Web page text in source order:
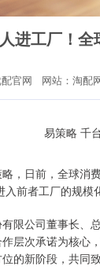
进工厂！
官网 网站：淘配
，日前，全球消
前者工厂的规模
限公司董事长、
层次承诺为核心
的新阶段，共同